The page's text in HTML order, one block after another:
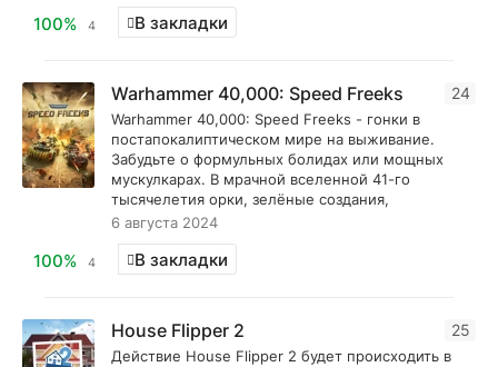
100% 4 В закладки
24
Warhammer 40,000: Speed Freeks
Warhammer 40,000: Speed Freeks - гонки в
постапокалиптическом мире на выживание.
Забудьте о формульных болидах или мощных
мускулкарах. В мрачной вселенной 41-го
тысячелетия орки, зелёные создания,
6 августа 2024
100% 4 В закладки
25
House Flipper 2
Действие House Flipper 2 будет происходить в